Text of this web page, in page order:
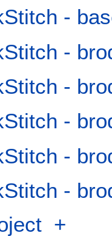
-
-
-
-
-
-
+